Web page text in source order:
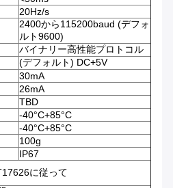
20Hz/s
2400から115200baud (デフォ
ルト9600)
バイナリー高性能プロトコル
(デフォルト) DC+5V
30mA
26mA
TBD
-40°C+85°C
-40°C+85°C
100g
IP67
に従って